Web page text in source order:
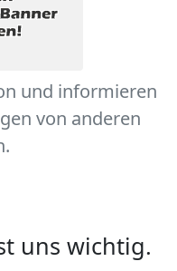
und informieren
von anderen
uns wichtig.